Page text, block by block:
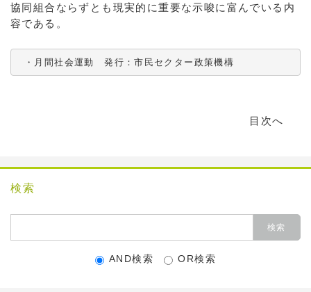
協同組合ならずとも現実的に重要な示唆に富んでいる内
容である。
・月間社会運動　発行：市民セクター政策機構
目次へ
検索
AND検索 OR検索